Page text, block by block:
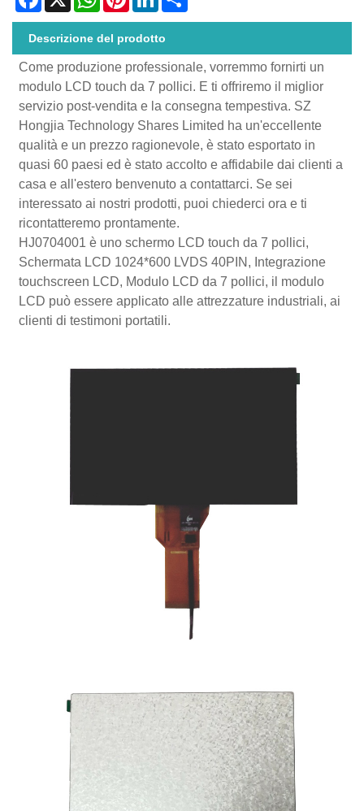
Descrizione del prodotto
Come produzione professionale, vorremmo fornirti un
modulo LCD touch da 7 pollici. E ti offriremo il miglior
servizio post-vendita e la consegna tempestiva. SZ
Hongjia Technology Shares Limited ha un'eccellente
qualità e un prezzo ragionevole, è stato esportato in
quasi 60 paesi ed è stato accolto e affidabile dai clienti a
casa e all'estero benvenuto a contattarci. Se sei
interessato ai nostri prodotti, puoi chiederci ora e ti
ricontatteremo prontamente.
HJ0704001 è uno schermo LCD touch da 7 pollici,
Schermata LCD 1024*600 LVDS 40PIN, Integrazione
touchscreen LCD, Modulo LCD da 7 pollici, il modulo
LCD può essere applicato alle attrezzature industriali, ai
clienti di testimoni portatili.